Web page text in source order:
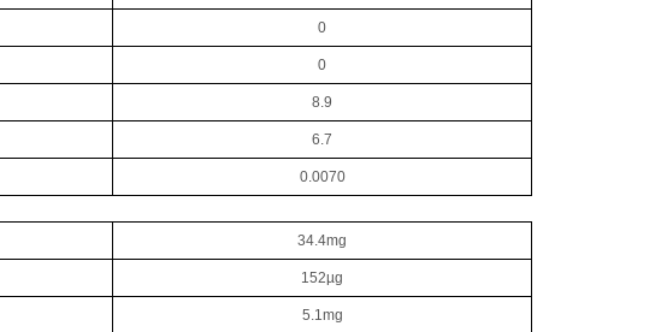
0
0
8.9
6.7
0.0070
34.4mg
152µg
5.1mg